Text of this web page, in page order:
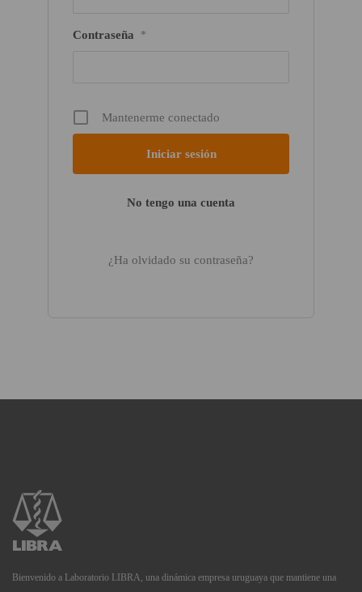
Contraseña *
Mantenerme conectado
No tengo una cuenta
¿Ha olvidado su contraseña?
Bienvenido a Laboratorio LIBRA, una dinámica empresa uruguaya que mantiene una